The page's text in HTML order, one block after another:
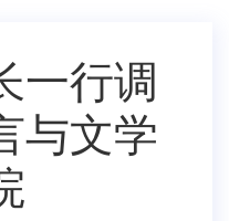
一行调
与文学